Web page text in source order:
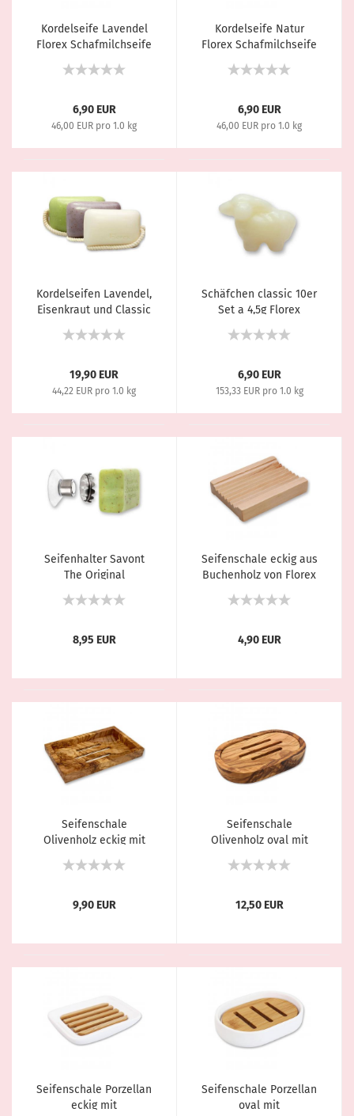
Kordelseife Lavendel
Florex Schafmilchseife
6,90 EUR
46,00 EUR pro 1.0 kg
Kordelseife Natur
Florex Schafmilchseife
6,90 EUR
46,00 EUR pro 1.0 kg
Kordelseifen Lavendel,
Eisenkraut und Classic
19,90 EUR
44,22 EUR pro 1.0 kg
Schäfchen classic 10er
Set a 4,5g Florex
6,90 EUR
153,33 EUR pro 1.0 kg
Seifenhalter Savont
The Original
8,95 EUR
Seifenschale eckig aus
Buchenholz von Florex
4,90 EUR
Seifenschale
Olivenholz eckig mit
9,90 EUR
Seifenschale
Olivenholz oval mit
12,50 EUR
Seifenschale Porzellan
eckig mit
Seifenschale Porzellan
oval mit